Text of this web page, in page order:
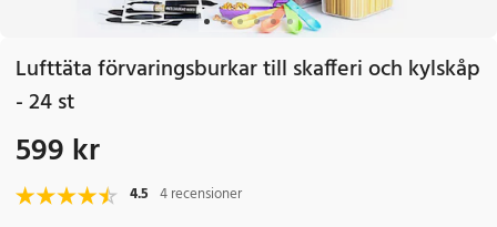
Lufttäta förvaringsburkar till skafferi och kylskåp
- 24 st
Pris:599 kr
599 kr
4.5 4 recensioner